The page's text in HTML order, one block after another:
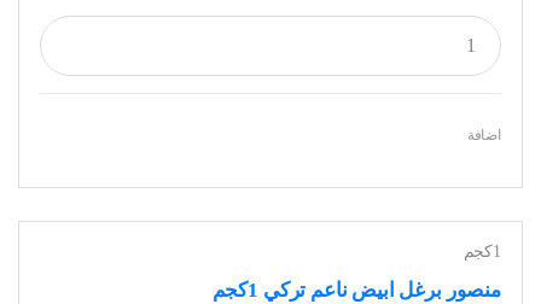
اضافة
1كجم
منصور برغل ابيض ناعم تركي 1كجم